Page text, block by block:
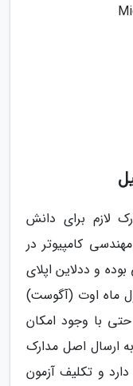
لازم برای دانش
کامپیوتر در
و ددلاین اپلای
ماه اوت (آگوست)
با وجود امکان
ارسال اصل مدارک
و تکلیف آزمون